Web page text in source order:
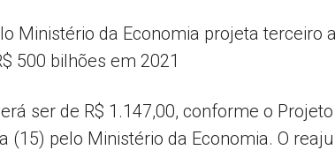
Ministério da Economia projeta
500 bilhões em 2021
ser de R$ 1.147,00, conforme o
(15) pelo Ministério da Economia. O